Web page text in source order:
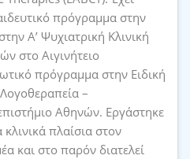
πρόγραμμα στην
Α’ Ψυχιατρική Κλινική
στο Αιγινήτειο
πρόγραμμα στην Ειδική
–
Αθηνών. Εργάστηκε
πλαίσια στον
και στο παρόν διατελεί